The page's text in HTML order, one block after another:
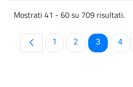
Mostrati 41 - 60 su 709 risultati.
Pagina
1 Pagina
2 Pagina
3 4